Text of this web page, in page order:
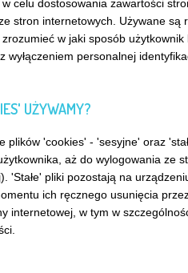
celu dostosowania zawartości
stron internetowych. Używane
w jaki sposób
wyłączeniem personalnej
UŻYWAMY?
plików 'cookies' - 'sesyjne' oraz
aż do wylogowania ze
'Stałe' pliki pozostają na
ich ręcznego usunięcia
internetowej, w tym w